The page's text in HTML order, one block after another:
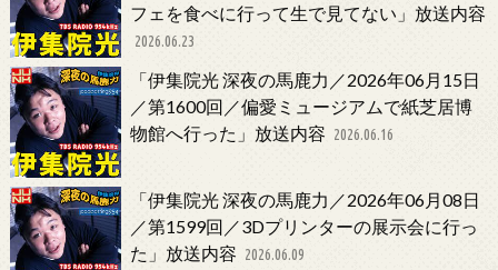
フェを食べに行って生で見てない」放送内容
2026.06.23
「伊集院光 深夜の馬鹿力／2026年06月15日
／第1600回／偏愛ミュージアムで紙芝居博
物館へ行った」放送内容 2026.06.16
「伊集院光 深夜の馬鹿力／2026年06月08日
／第1599回／3Dプリンターの展示会に行っ
た」放送内容 2026.06.09